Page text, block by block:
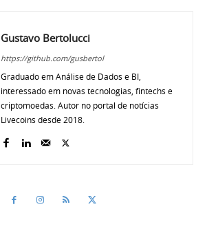
Gustavo Bertolucci
https://github.com/gusbertol
Graduado em Análise de Dados e BI,
interessado em novas tecnologias, fintechs e
criptomoedas. Autor no portal de notícias
Livecoins desde 2018.